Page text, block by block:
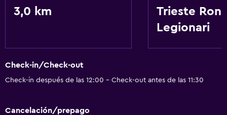
3,0 km
Trieste
Legionari
Check-in/Check-out
Check-in después de las 12:00 - Check-out antes de las 11:30
Cancelación/prepago